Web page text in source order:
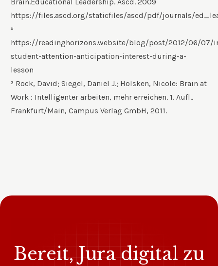
https://files.ascd.org/staticfiles/ascd/pdf/journals/
²
https://readinghorizons.website/blog/post/2012/06/07/
student-attention-anticipation-interest-during-a-
lesson
³ Rock, David; Siegel, Daniel J.; Hölsken, Nicole: Brain at
Work : Intelligenter arbeiten, mehr erreichen. 1. Aufl..
Frankfurt/Main, Campus Verlag GmbH, 2011.
Bereit, Jura digital zu